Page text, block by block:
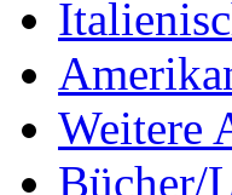
Weitere
Bücher/